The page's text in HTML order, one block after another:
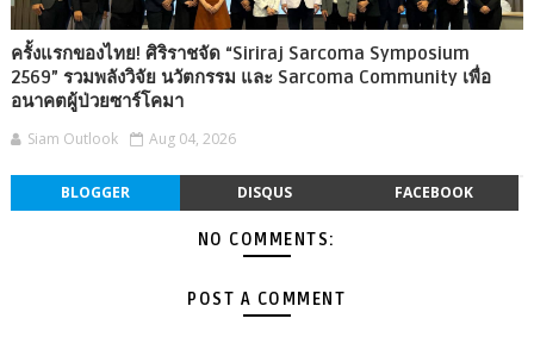
ครั้งแรกของไทย! ศิริราชจัด “Siriraj Sarcoma Symposium
2569” รวมพลังวิจัย นวัตกรรม และ Sarcoma Community เพื่อ
อนาคตผู้ป่วยซาร์โคมา
Siam Outlook Aug 04, 2026
BLOGGER DISQUS FACEBOOK
NO COMMENTS:
POST A COMMENT